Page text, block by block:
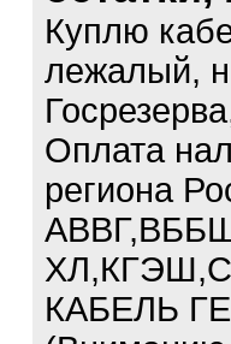
Куплю
лежалый,
Оплата
региона
КАБЕЛЬ